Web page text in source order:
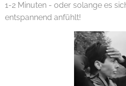
1-2 Minuten - oder solange es
entspannend anfühlt!